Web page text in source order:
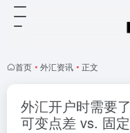
首页 • 外汇资讯 • 正文
外汇开户时需要
可变点差 vs. 固